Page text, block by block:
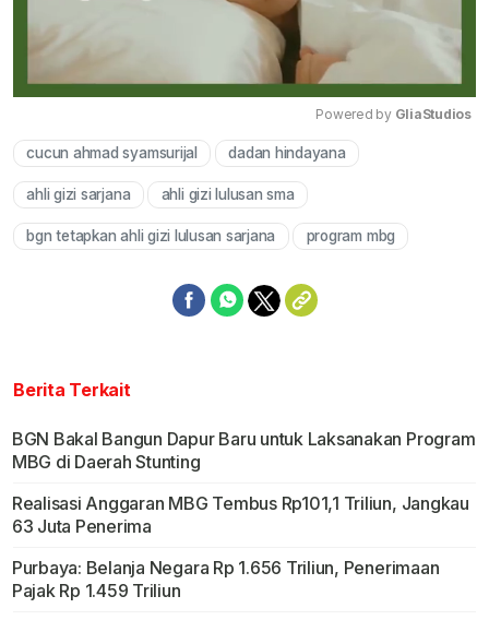
Powered by GliaStudios
cucun ahmad syamsurijal dadan hindayana
ahli gizi sarjana ahli gizi lulusan sma
bgn tetapkan ahli gizi lulusan sarjana program mbg
Berita Terkait
BGN Bakal Bangun Dapur Baru untuk Laksanakan Program
MBG di Daerah Stunting
Realisasi Anggaran MBG Tembus Rp101,1 Triliun, Jangkau
63 Juta Penerima
Purbaya: Belanja Negara Rp 1.656 Triliun, Penerimaan
Pajak Rp 1.459 Triliun